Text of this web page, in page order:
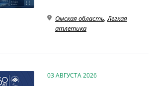
Омская область,Легкая
атлетика
03 АВГУСТА 2026